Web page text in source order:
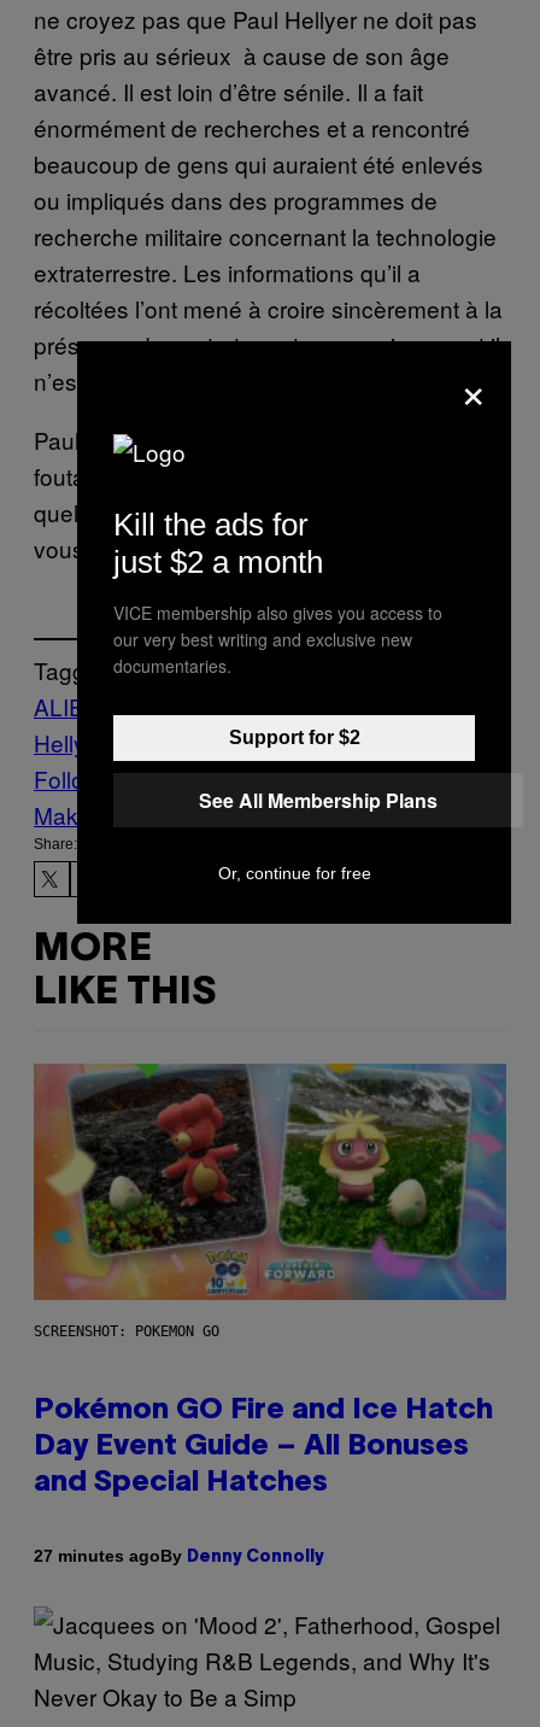
ne croyez pas que Paul Hellyer ne doit pas
être pris au sérieux à cause de son âge
avancé. Il est loin d’être sénile. Il a fait
énormément de recherches et a rencontré
beaucoup de gens qui auraient été enlevés
ou impliqués dans des programmes de
recherche militaire concernant la technologie
extraterrestre. Les informations qu’il a
récoltées l’ont mené à croire sincèrement à la
présence des extraterrestres parmi nous, et il
n’est
Paul Hellyer s’est-il mis à croire à un tas de
foutaise, ou a-t-il vraiment mis le doigt sur
quelque chose ? Regardez la vidéo, et faites
vous votre opinion.
Tagged:
ALIENS
Hellyer
Follow Us On Discover
Make Us Preferred In Top Stories
Share:
MORE
LIKE THIS
SCREENSHOT: POKEMON GO
Pokémon GO Fire and Ice Hatch
Day Event Guide – All Bonuses
and Special Hatches
27 minutes agoBy Denny Connolly
×
Kill the ads for
just $2 a month
VICE membership also gives you access to
our very best writing and exclusive new
documentaries.
Support for $2
See All Membership Plans
Or, continue for free